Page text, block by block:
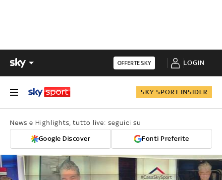
OFFERTE SKY LOGIN
SKY SPORT INSIDER
News e Highlights, tutto live: seguici su
Google Discover Fonti Preferite